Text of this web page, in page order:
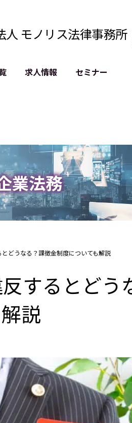
人 モノリス法律事務所
GDPR対応支援
求人情報 セミナー
業法務
どうなる？課徴金制度についても解説
するとどう
説